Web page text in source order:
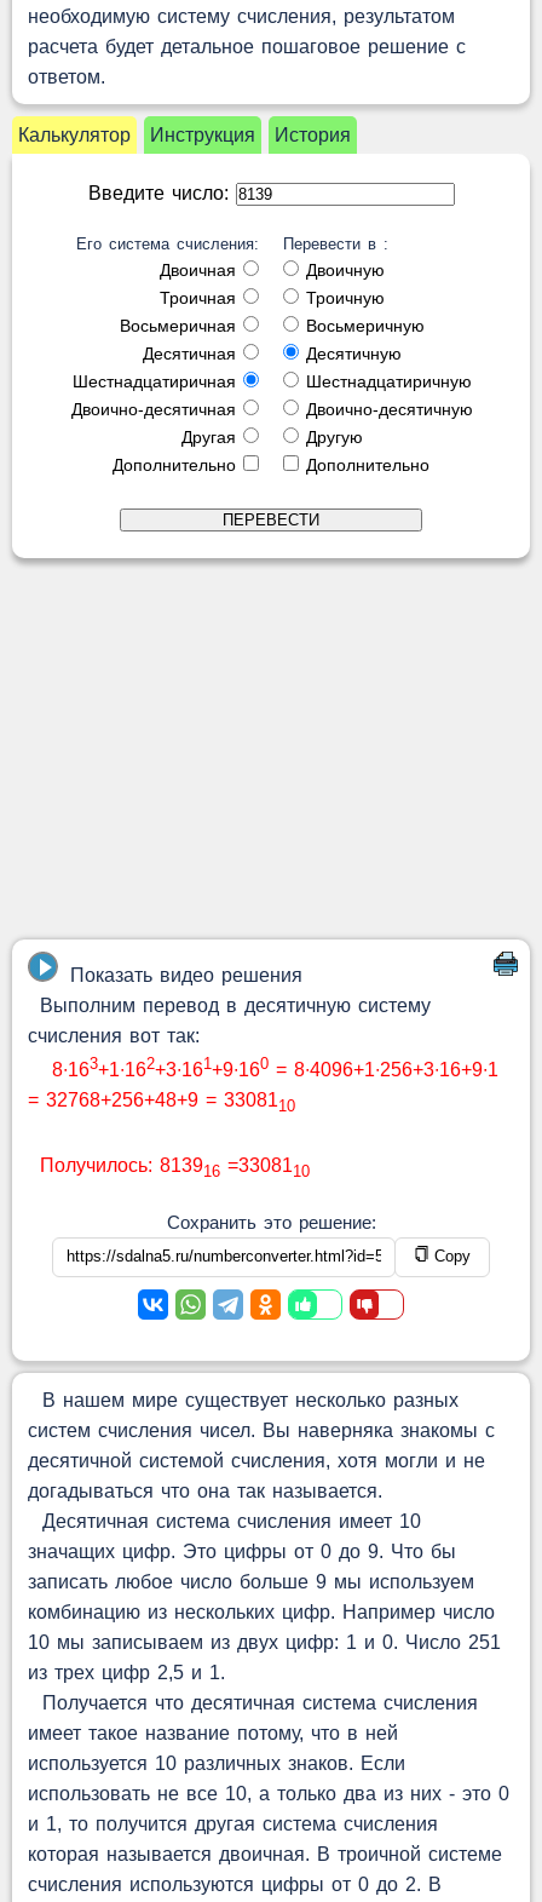
необходимую систему счисления, результатом
расчета будет детальное пошаговое решение с
ответом.
Калькулятор Инструкция История
Введите число:
Его система счисления:
Двоичная
Троичная
Восьмеричная
Десятичная
Шестнадцатиричная
Двоично-десятичная
Другая
Дополнительно
Перевести в :
Двоичную
Троичную
Восьмеричную
Десятичную
Шестнадцатиричную
Двоично-десятичную
Другую
Дополнительно
Показать видео решения
Выполним перевод в десятичную систему
счисления вот так:
8∙163+1∙162+3∙161+9∙160= 8∙4096+1∙256+3∙16+9∙1
= 32768+256+48+9 = 3308110
Получилось: 813916=3308110
Сохранить это решение:
Copy
В нашем мире существует несколько разных
систем счисления чисел. Вы наверняка знакомы с
десятичной системой счисления, хотя могли и не
догадываться что она так называется.
Десятичная система счисления имеет 10
значащих цифр. Это цифры от 0 до 9. Что бы
записать любое число больше 9 мы используем
комбинацию из нескольких цифр. Например число
10 мы записываем из двух цифр: 1 и 0. Число 251
из трех цифр 2,5 и 1.
Получается что десятичная система счисления
имеет такое название потому, что в ней
используется 10 различных знаков. Если
использовать не все 10, а только два из них - это 0
и 1, то получится другая система счисления
которая называется двоичная. В троичной системе
счисления используются цифры от 0 до 2. В